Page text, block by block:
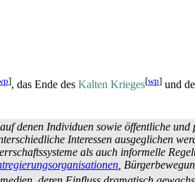
], das Ende des Kalten Krieges[wp] und
denen Individuen sowie öffentliche
Interessen ausgeglichen
als auch informelle
,